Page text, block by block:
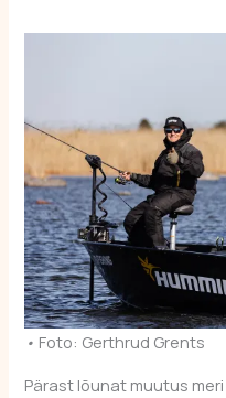
• Foto: Gerthrud Grents
Pärast lõunat muutus